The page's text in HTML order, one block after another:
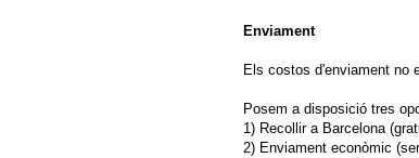
Enviament
Els costos d'enviament no
Posem a disposició tres
1) Recollir a Barcelona
2) Enviament econòmic